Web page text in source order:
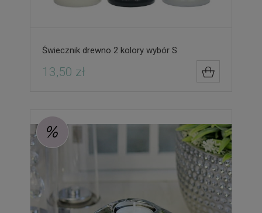
Świecznik drewno 2 kolory wybór S
13,50 zł